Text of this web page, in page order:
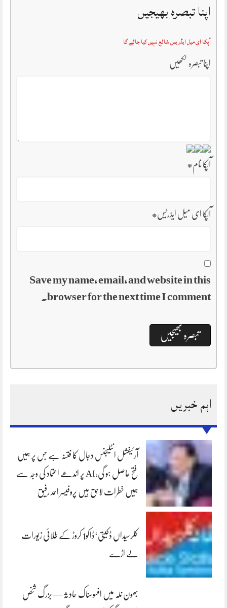
اپنا تبصرہ بھیجیں
آپکا ای میل ایڈریس شائع نہیں کیا جائے گا
اپنا تبصرہ لکھیں
آپکا نام*
آپکا ای میل ایڈریس*
Save my name, email, and website in this
browser for the next time I comment.
اہم خبریں
آرٹیفشل انٹلیجنس دجال کا فتنہ ہے جس پر ہمیں
فتح حاصل ہو گی،AI پر اندھے اعتماد کی وجہ سے
ہمیں خطرات لاحق ہیں پروفیسر احمد رفیق
کلرسیداں ڈکیتی‘ڈاکو1 کروڑ کے طلائی زیورات
لے اڑے
بھون نلہ میں افسوسناک حادثہ — بزرگ شخص